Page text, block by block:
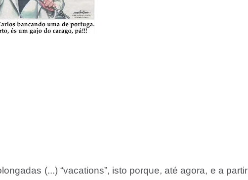
(...) “vacations”, isto porque, até agora, e a partir